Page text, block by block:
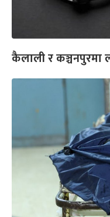
कैलाली र कञ्चनपुरमा